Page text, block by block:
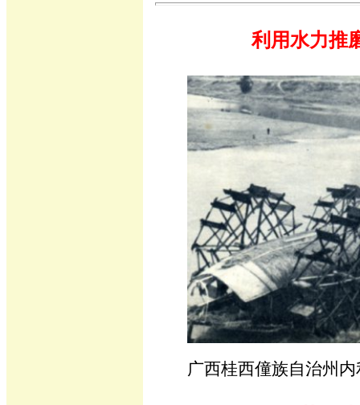
利用水力推
广西桂西僮族自治州